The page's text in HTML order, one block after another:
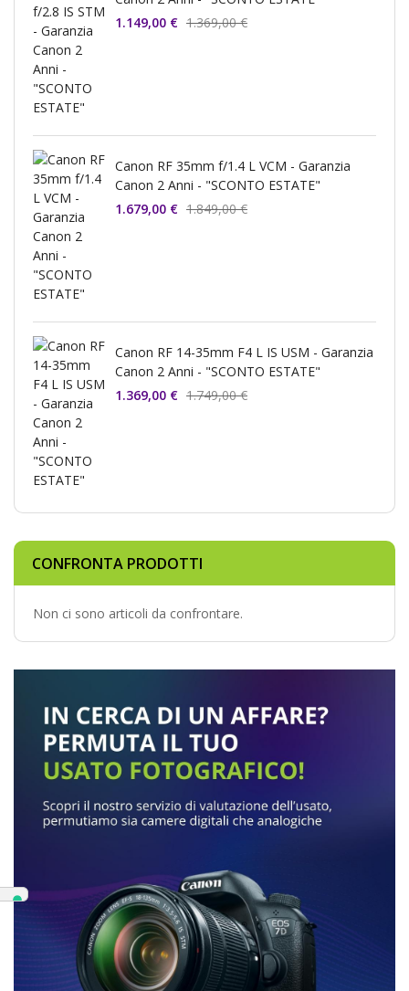
1.149,00 € 1.369,00 €
Canon RF 35mm f/1.4 L VCM - Garanzia
Canon 2 Anni - "SCONTO ESTATE"
1.679,00 € 1.849,00 €
Canon RF 14-35mm F4 L IS USM - Garanzia
Canon 2 Anni - "SCONTO ESTATE"
1.369,00 € 1.749,00 €
CONFRONTA PRODOTTI
Non ci sono articoli da confrontare.